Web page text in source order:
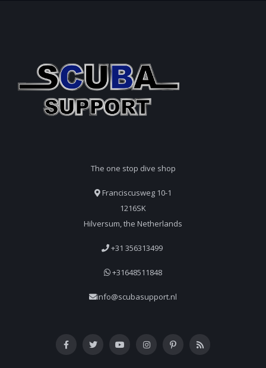
The one stop dive shop
Franciscusweg 10-1
1216SK
Hilversum, the Netherlands
+31 356313499
+31648511848
info@scubasupport.nl